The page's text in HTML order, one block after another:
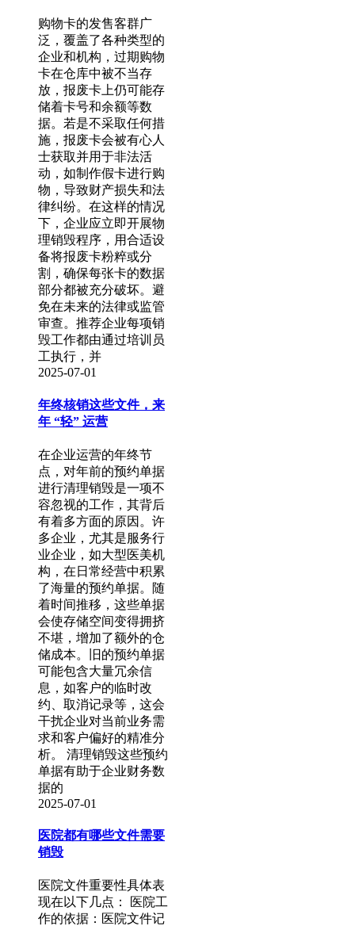
购物卡的发售客群广
泛，覆盖了各种类型的
企业和机构，过期购物
卡在仓库中被不当存
放，报废卡上仍可能存
储着卡号和余额等数
据。若是不采取任何措
施，报废卡会被有心人
士获取并用于非法活
动，如制作假卡进行购
物，导致财产损失和法
律纠纷。在这样的情况
下，企业应立即开展物
理销毁程序，用合适设
备将报废卡粉粹或分
割，确保每张卡的数据
部分都被充分破坏。避
免在未来的法律或监管
审查。推荐企业每项销
毁工作都由通过培训员
工执行，并
2025-07-01
年终核销这些文件，来
年 “轻” 运营
在企业运营的年终节
点，对年前的预约单据
进行清理销毁是一项不
容忽视的工作，其背后
有着多方面的原因。许
多企业，尤其是服务行
业企业，如大型医美机
构，在日常经营中积累
了海量的预约单据。随
着时间推移，这些单据
会使存储空间变得拥挤
不堪，增加了额外的仓
储成本。旧的预约单据
可能包含大量冗余信
息，如客户的临时改
约、取消记录等，这会
干扰企业对当前业务需
求和客户偏好的精准分
析。 清理销毁这些预约
单据有助于企业财务数
据的
2025-07-01
医院都有哪些文件需要
销毁
医院文件重要性具体表
现在以下几点： 医院工
作的依据：医院文件记